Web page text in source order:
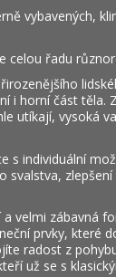
vybavených,
celou řadu
i horní část těla.
utíkají, vysoká
s individuální
svalstva,
a velmi zábavná
prvky, které
radost z
už se s